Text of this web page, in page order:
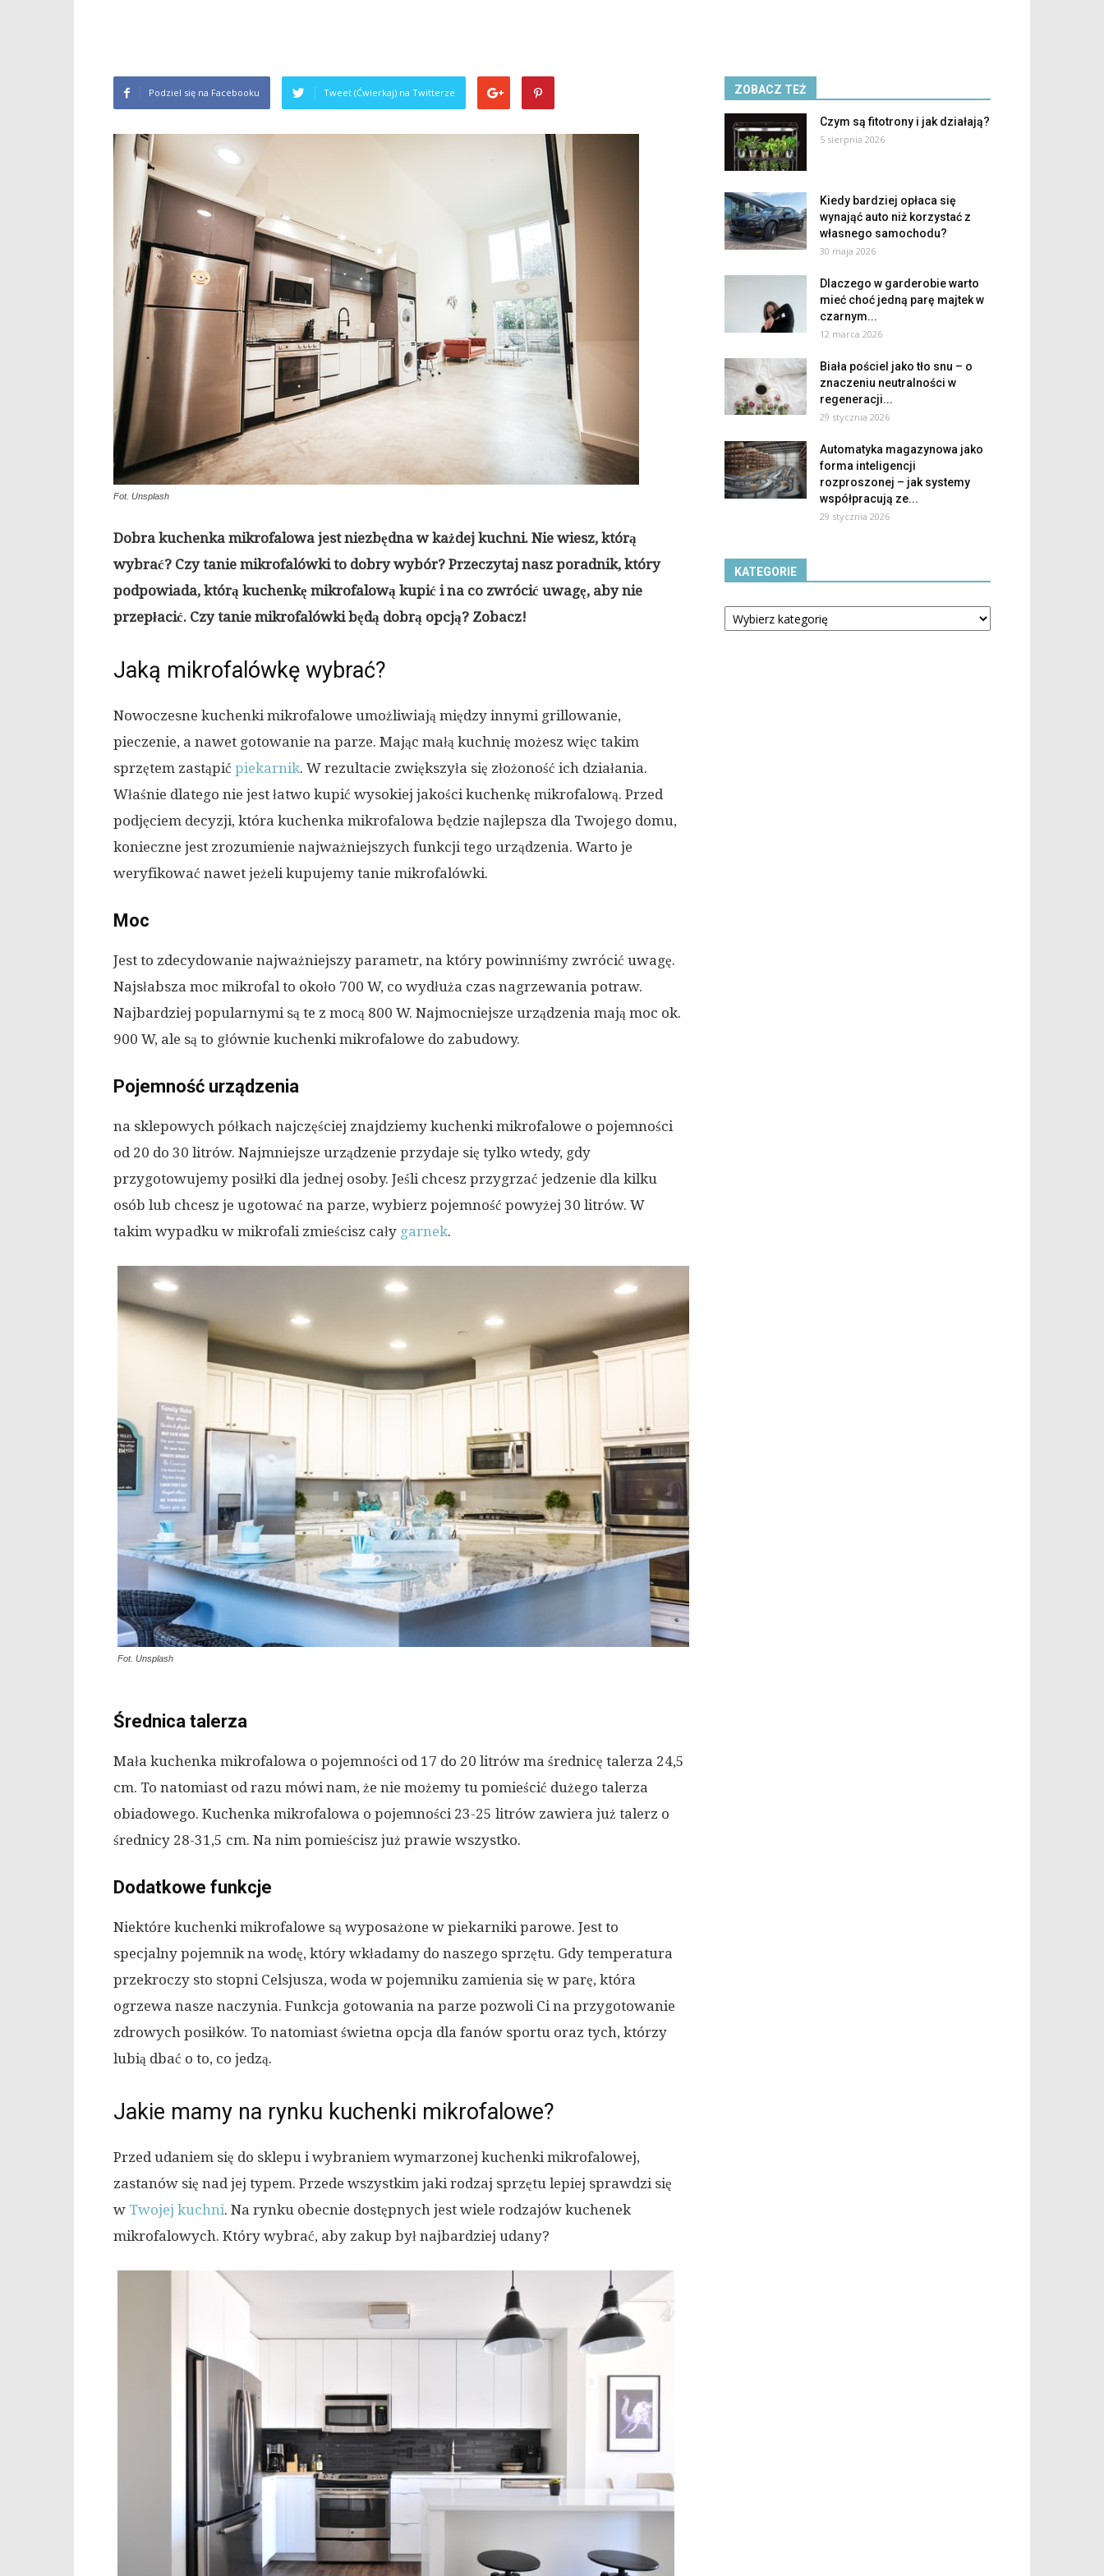
Podziel się na Facebooku Tweet (Ćwierkaj) na Twitterze
Fot. Unsplash
Dobra kuchenka mikrofalowa jest niezbędna w każdej kuchni. Nie wiesz, którą
wybrać? Czy tanie mikrofalówki to dobry wybór? Przeczytaj nasz poradnik, który
podpowiada, którą kuchenkę mikrofalową kupić i na co zwrócić uwagę, aby nie
przepłacić. Czy tanie mikrofalówki będą dobrą opcją? Zobacz!
Jaką mikrofalówkę wybrać?
Nowoczesne kuchenki mikrofalowe umożliwiają między innymi grillowanie,
pieczenie, a nawet gotowanie na parze. Mając małą kuchnię możesz więc takim
sprzętem zastąpić piekarnik. W rezultacie zwiększyła się złożoność ich działania.
Właśnie dlatego nie jest łatwo kupić wysokiej jakości kuchenkę mikrofalową. Przed
podjęciem decyzji, która kuchenka mikrofalowa będzie najlepsza dla Twojego domu,
konieczne jest zrozumienie najważniejszych funkcji tego urządzenia. Warto je
weryfikować nawet jeżeli kupujemy tanie mikrofalówki.
Moc
Jest to zdecydowanie najważniejszy parametr, na który powinniśmy zwrócić uwagę.
Najsłabsza moc mikrofal to około 700 W, co wydłuża czas nagrzewania potraw.
Najbardziej popularnymi są te z mocą 800 W. Najmocniejsze urządzenia mają moc ok.
900 W, ale są to głównie kuchenki mikrofalowe do zabudowy.
Pojemność urządzenia
na sklepowych półkach najczęściej znajdziemy kuchenki mikrofalowe o pojemności
od 20 do 30 litrów. Najmniejsze urządzenie przydaje się tylko wtedy, gdy
przygotowujemy posiłki dla jednej osoby. Jeśli chcesz przygrzać jedzenie dla kilku
osób lub chcesz je ugotować na parze, wybierz pojemność powyżej 30 litrów. W
takim wypadku w mikrofali zmieścisz cały garnek.
Fot. Unsplash
Średnica talerza
Mała kuchenka mikrofalowa o pojemności od 17 do 20 litrów ma średnicę talerza 24,5
cm. To natomiast od razu mówi nam, że nie możemy tu pomieścić dużego talerza
obiadowego. Kuchenka mikrofalowa o pojemności 23-25 ​​litrów zawiera już talerz o
średnicy 28-31,5 cm. Na nim pomieścisz już prawie wszystko.
Dodatkowe funkcje
Niektóre kuchenki mikrofalowe są wyposażone w piekarniki parowe. Jest to
specjalny pojemnik na wodę, który wkładamy do naszego sprzętu. Gdy temperatura
przekroczy sto stopni Celsjusza, woda w pojemniku zamienia się w parę, która
ogrzewa nasze naczynia. Funkcja gotowania na parze pozwoli Ci na przygotowanie
zdrowych posiłków. To natomiast świetna opcja dla fanów sportu oraz tych, którzy
lubią dbać o to, co jedzą.
Jakie mamy na rynku kuchenki mikrofalowe?
Przed udaniem się do sklepu i wybraniem wymarzonej kuchenki mikrofalowej,
zastanów się nad jej typem. Przede wszystkim jaki rodzaj sprzętu lepiej sprawdzi się
w Twojej kuchni. Na rynku obecnie dostępnych jest wiele rodzajów kuchenek
mikrofalowych. Który wybrać, aby zakup był najbardziej udany?
ZOBACZ TEŻ
Czym są fitotrony i jak działają?
5 sierpnia 2026
Kiedy bardziej opłaca się
wynająć auto niż korzystać z
własnego samochodu?
30 maja 2026
Dlaczego w garderobie warto
mieć choć jedną parę majtek w
czarnym...
12 marca 2026
Biała pościel jako tło snu – o
znaczeniu neutralności w
regeneracji...
29 stycznia 2026
Automatyka magazynowa jako
forma inteligencji
rozproszonej – jak systemy
współpracują ze...
29 stycznia 2026
KATEGORIE
Kategorie